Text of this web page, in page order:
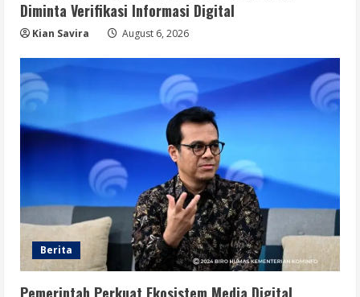
Diminta Verifikasi Informasi Digital
Kian Savira August 6, 2026
Berita